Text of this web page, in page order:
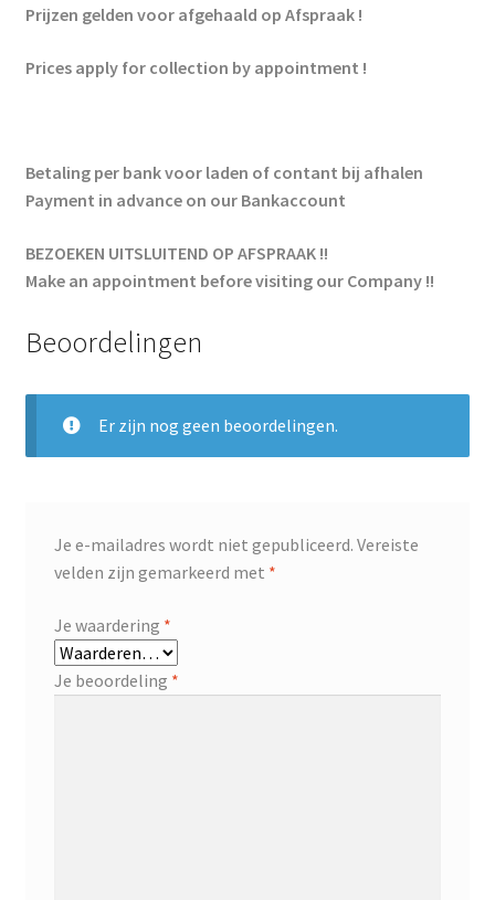
Prijzen gelden voor afgehaald op Afspraak !
Prices apply for collection by appointment !
Betaling per bank voor laden of contant bij afhalen
Payment in advance on our Bankaccount
BEZOEKEN UITSLUITEND OP AFSPRAAK !!
Make an appointment before visiting our Company !!
Beoordelingen
Er zijn nog geen beoordelingen.
Je e-mailadres wordt niet gepubliceerd. Vereiste
velden zijn gemarkeerd met *
Je waardering *
Je beoordeling *